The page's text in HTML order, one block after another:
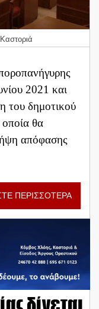
Καστοριά
2021 και
του δημοτικού
θα
απόφασης
ΠΕΡΙΣΣΟΤΕΡΑ